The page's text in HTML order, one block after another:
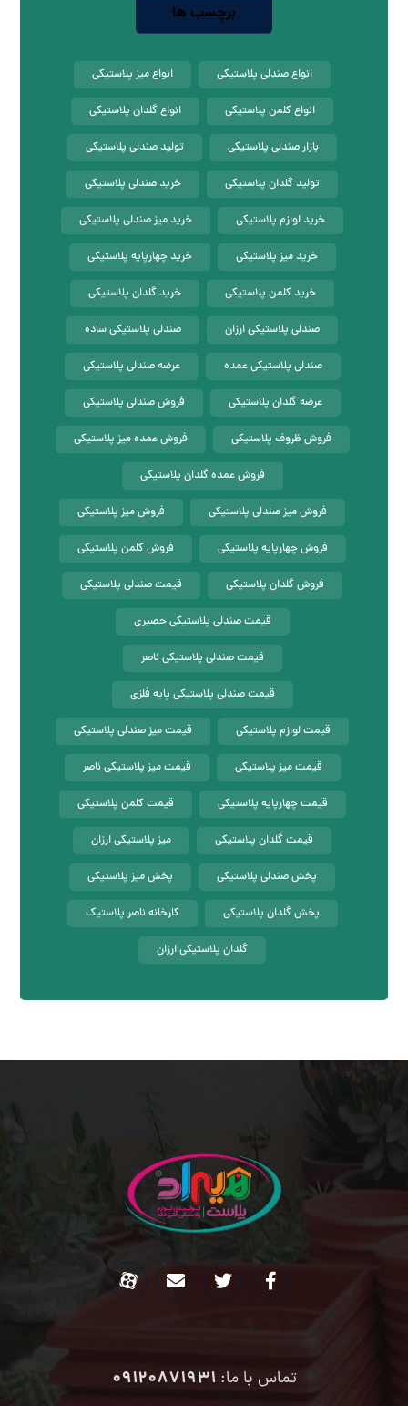
برچسب ها
انواع صندلی پلاستیکی انواع میز پلاستیکی
انواع کلمن پلاستیکی انواع گلدان پلاستیکی
بازار صندلی پلاستیکی تولید صندلی پلاستیکی
تولید گلدان پلاستیکی خرید صندلی پلاستیکی
خرید لوازم پلاستیکی خرید میز صندلی پلاستیکی
خرید میز پلاستیکی خرید چهارپایه پلاستیکی
خرید کلمن پلاستیکی خرید گلدان پلاستیکی
صندلی پلاستیکی ارزان صندلی پلاستیکی ساده
صندلی پلاستیکی عمده عرضه صندلی پلاستیکی
عرضه گلدان پلاستیکی فروش صندلی پلاستیکی
فروش ظروف پلاستیکی فروش عمده میز پلاستیکی
فروش عمده گلدان پلاستیکی
فروش میز صندلی پلاستیکی فروش میز پلاستیکی
فروش چهارپایه پلاستیکی فروش کلمن پلاستیکی
فروش گلدان پلاستیکی قیمت صندلی پلاستیکی
قیمت صندلی پلاستیکی حصیری
قیمت صندلی پلاستیکی ناصر
قیمت صندلی پلاستیکی پایه فلزی
قیمت لوازم پلاستیکی قیمت میز صندلی پلاستیکی
قیمت میز پلاستیکی قیمت میز پلاستیکی ناصر
قیمت چهارپایه پلاستیکی قیمت کلمن پلاستیکی
قیمت گلدان پلاستیکی میز پلاستیکی ارزان
پخش صندلی پلاستیکی پخش میز پلاستیکی
پخش گلدان پلاستیکی کارخانه ناصر پلاستیک
گلدان پلاستیکی ارزان
تماس با ما:09120871931